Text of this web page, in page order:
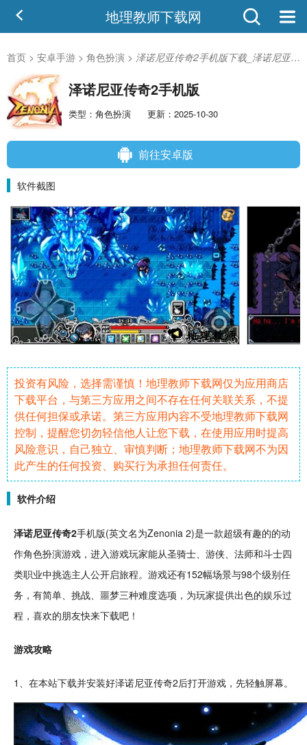
地理教师下载网
首页 > 安卓手游 > 角色扮演 > 泽诺尼亚传奇2手机版下载_泽诺尼亚传奇2安卓版
泽诺尼亚传奇2手机版
类型：角色扮演 更新：2025-10-30
前往安卓版
软件截图
投资有风险，选择需谨慎！地理教师下载网仅为应用商店
下载平台，与第三方应用之间不存在任何关联关系，不提
供任何担保或承诺。第三方应用内容不受地理教师下载网
控制，提醒您切勿轻信他人让您下载，在使用应用时提高
风险意识，自己独立、审慎判断；地理教师下载网不为因
此产生的任何投资、购买行为承担任何责任。
软件介绍
泽诺尼亚传奇2手机版(英文名为Zenonia 2)是一款超级有趣的的动
作角色扮演游戏，进入游戏玩家能从圣骑士、游侠、法师和斗士四
类职业中挑选主人公开启旅程。游戏还有152幅场景与98个级别任
务 ，有简单、 挑战、噩梦三种难度选项，为玩家提供出色的娱乐过
程，喜欢的朋友快来下载吧！
游戏攻略
1、在本站下载并安装好泽诺尼亚传奇2后打开游戏，先轻触屏幕。